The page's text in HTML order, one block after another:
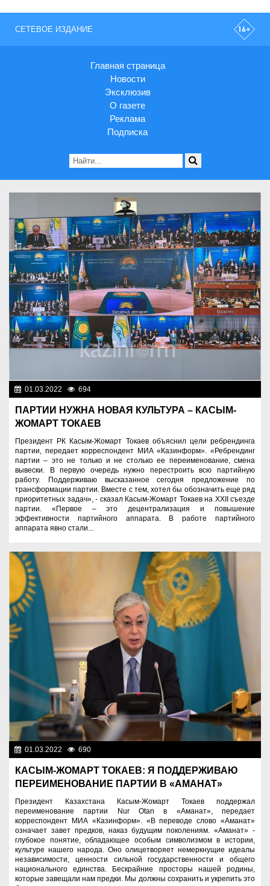
СЕТЕВОЕ ИЗДАНИЕ
Главная страница
Новости
Эксклюзив
О газете
Реклама
Подписка
01.03.2022 694
ПАРТИИ НУЖНА НОВАЯ КУЛЬТУРА – КАСЫМ-
ЖОМАРТ ТОКАЕВ
Президент РК Касым-Жомарт Токаев объяснил цели ребрендинга
партии, передает корреспондент МИА «Казинформ». «Ребрендинг
партии – это не только и не столько ее переименование, смена
вывески. В первую очередь нужно перестроить всю партийную
работу. Поддерживаю высказанное сегодня предложение по
трансформации партии. Вместе с тем, хотел бы обозначить еще ряд
приоритетных задач», - сказал Касым-Жомарт Токаев на XXII съезде
партии. «Первое – это децентрализация и повышение
эффективности партийного аппарата. В работе партийного
аппарата явно стали...
01.03.2022 690
КАСЫМ-ЖОМАРТ ТОКАЕВ: Я ПОДДЕРЖИВАЮ
ПЕРЕИМЕНОВАНИЕ ПАРТИИ В «АМАНАТ»
Президент Казахстана Касым-Жомарт Токаев поддержал
переименование партии Nur Otan в «Аманат», передает
корреспондент МИА «Казинформ». «В переводе слово «Аманат»
означает завет предков, наказ будущим поколениям. «Аманат» -
глубокое понятие, обладающее особым символизмом в истории,
культуре нашего народа. Оно олицетворяет немеркнущие идеалы
независимости, ценности сильной государственности и общего
национального единства. Бескрайние просторы нашей родины,
которые завещали нам предки. Мы должны сохранить и укрепить это